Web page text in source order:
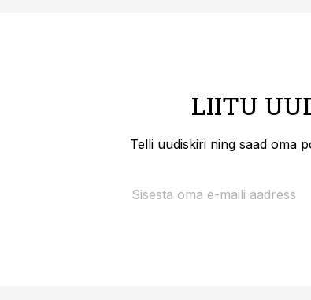
LIITU
Telli uudiskiri ning saad oma